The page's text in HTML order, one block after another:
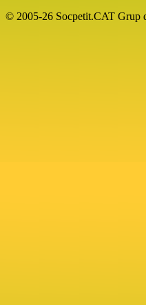
© 2005-26 Socpetit.CAT Grup